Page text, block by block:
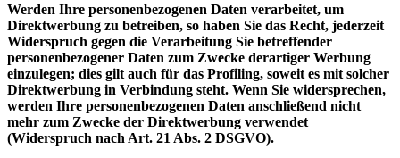
Werden Ihre personenbezogenen Daten verarbeitet, um
Direktwerbung zu betreiben, so haben Sie das Recht, jederzeit
Widerspruch gegen die Verarbeitung Sie betreffender
personenbezogener Daten zum Zwecke derartiger Werbung
einzulegen; dies gilt auch für das Profiling, soweit es mit solcher
Direktwerbung in Verbindung steht. Wenn Sie widersprechen,
werden Ihre personenbezogenen Daten anschließend nicht
mehr zum Zwecke der Direktwerbung verwendet
(Widerspruch nach Art. 21 Abs. 2 DSGVO).